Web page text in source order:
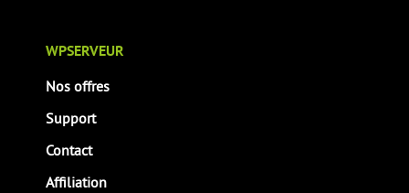
WPSERVEUR
Nos offres
Support
Contact
Affiliation